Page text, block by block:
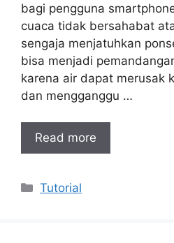
bagi pengguna
cuaca tidak bersahabat
sengaja menjatuhkan
bisa menjadi
karena air dapat merusak
dan mengganggu …
Read more
Categories
Tutorial